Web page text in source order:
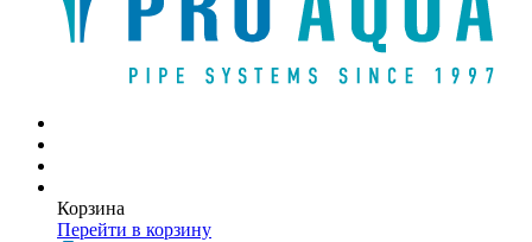
Корзина
Перейти в корзину